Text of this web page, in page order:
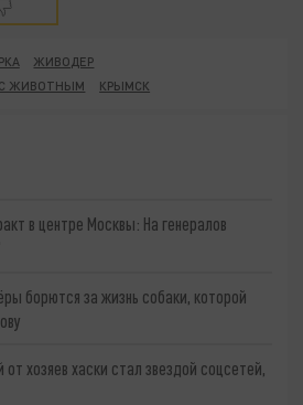
ЖИВОДЕР
ЖИВОТНЫМ
КРЫМСК
в центре Москвы: На генералов
борются за жизнь собаки, которой
хозяев хаски стал звездой соцсетей,